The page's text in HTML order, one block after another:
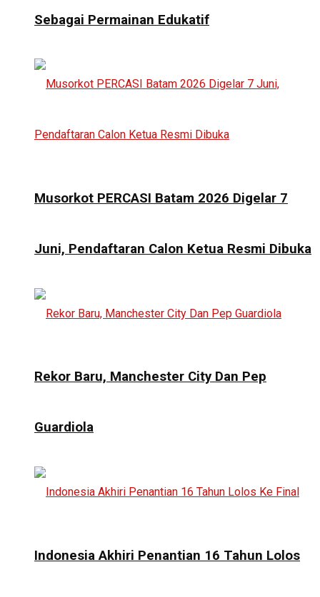
Sebagai Permainan Edukatif
Musorkot PERCASI Batam 2026 Digelar 7
Juni, Pendaftaran Calon Ketua Resmi Dibuka
Rekor Baru, Manchester City Dan Pep
Guardiola
Indonesia Akhiri Penantian 16 Tahun Lolos